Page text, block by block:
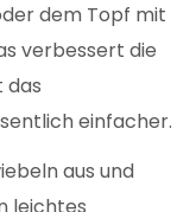
dem Topf mit
verbessert die
das
einfacher.
aus und